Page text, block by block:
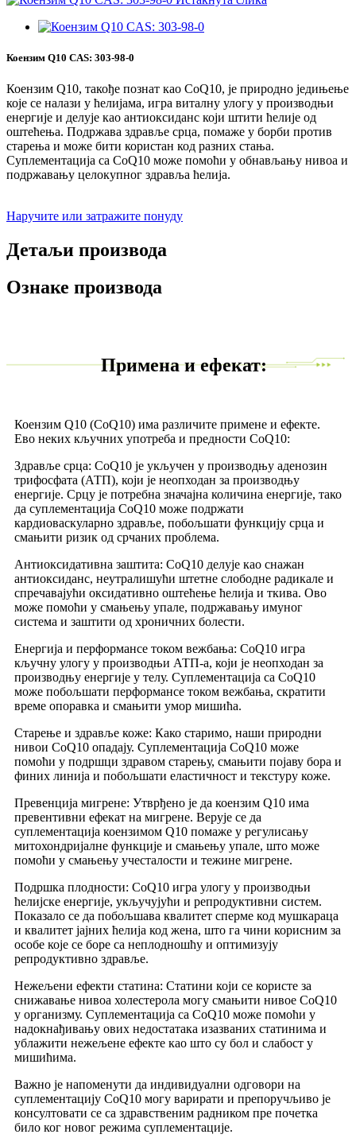
Коензим Q10 CAS: 303-98-0
Коензим Q10, такође познат као CoQ10, је природно једињење
које се налази у ћелијама, игра виталну улогу у производњи
енергије и делује као антиоксиданс који штити ћелије од
оштећења. Подржава здравље срца, помаже у борби против
старења и може бити користан код разних стања.
Суплементација са CoQ10 може помоћи у обнављању нивоа и
подржавању целокупног здравља ћелија.
Наручите или затражите понуду
Детаљи производа
Ознаке производа
Примена и ефекат:
Коензим Q10 (CoQ10) има различите примене и ефекте.
Ево неких кључних употреба и предности CoQ10:
Здравље срца: CoQ10 је укључен у производњу аденозин
трифосфата (АТП), који је неопходан за производњу
енергије. Срцу је потребна значајна количина енергије, тако
да суплементација CoQ10 може подржати
кардиоваскуларно здравље, побољшати функцију срца и
смањити ризик од срчаних проблема.
Антиоксидативна заштита: CoQ10 делује као снажан
антиоксиданс, неутралишући штетне слободне радикале и
спречавајући оксидативно оштећење ћелија и ткива. Ово
може помоћи у смањењу упале, подржавању имуног
система и заштити од хроничних болести.
Енергија и перформансе током вежбања: CoQ10 игра
кључну улогу у производњи АТП-а, који је неопходан за
производњу енергије у телу. Суплементација са CoQ10
може побољшати перформансе током вежбања, скратити
време опоравка и смањити умор мишића.
Старење и здравље коже: Како старимо, наши природни
нивои CoQ10 опадају. Суплементација CoQ10 може
помоћи у подршци здравом старењу, смањити појаву бора и
финих линија и побољшати еластичност и текстуру коже.
Превенција мигрене: Утврђено је да коензим Q10 има
превентивни ефекат на мигрене. Верује се да
суплементација коензимом Q10 помаже у регулисању
митохондријалне функције и смањењу упале, што може
помоћи у смањењу учесталости и тежине мигрене.
Подршка плодности: CoQ10 игра улогу у производњи
ћелијске енергије, укључујући и репродуктивни систем.
Показало се да побољшава квалитет сперме код мушкараца
и квалитет јајних ћелија код жена, што га чини корисним за
особе које се боре са неплодношћу и оптимизују
репродуктивно здравље.
Нежељени ефекти статина: Статини који се користе за
снижавање нивоа холестерола могу смањити нивое CoQ10
у организму. Суплементација са CoQ10 може помоћи у
надокнађивању ових недостатака изазваних статинима и
ублажити нежељене ефекте као што су бол и слабост у
мишићима.
Важно је напоменути да индивидуални одговори на
суплементацију CoQ10 могу варирати и препоручљиво је
консултовати се са здравственим радником пре почетка
било ког новог режима суплементације.